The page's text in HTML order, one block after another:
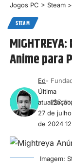
Jogos PC > Steam >
STEAM
Anime para
Última
27 de julho
de 2024
Ed-
Imagem: